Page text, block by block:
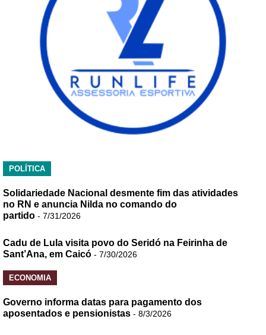
POLÍTICA
Solidariedade Nacional desmente fim das atividades
no RN e anuncia Nilda no comando do
partido - 7/31/2026
Cadu de Lula visita povo do Seridó na Feirinha de
Sant’Ana, em Caicó - 7/30/2026
ECONOMIA
Governo informa datas para pagamento dos
aposentados e pensionistas - 8/3/2026